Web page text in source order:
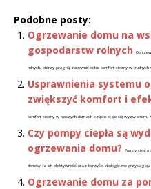
Podobne posty:
Ogrzewanie domu na
gospodarstw rolnych
rolnych, którzy pragną zapewnić sobie komfort cieplny w trudnych
Usprawnienia systemu
zwiększyć komfort i
komfort cieplny w naszych domach często staje się wyzwaniem.
Czy pompy ciepła są
ogrzewania domu?
Pompy
domów, a ich efektywność oraz korzyści ekologiczne
Ogrzewanie domu za